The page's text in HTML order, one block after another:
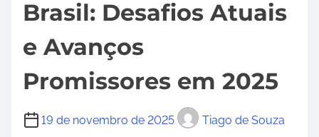
Brasil: Desafios Atuais
e Avanços
Promissores em 2025
19 de novembro de 2025 Tiago de Souza